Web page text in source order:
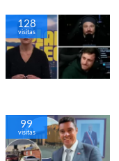
128
visitas
99
visitas